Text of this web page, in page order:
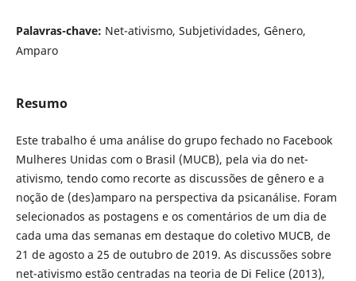
Palavras-chave: Net-ativismo, Subjetividades, Gênero,
Amparo
Resumo
Este trabalho é uma análise do grupo fechado no Facebook
Mulheres Unidas com o Brasil (MUCB), pela via do net-
ativismo, tendo como recorte as discussões de gênero e a
noção de (des)amparo na perspectiva da psicanálise. Foram
selecionados as postagens e os comentários de um dia de
cada uma das semanas em destaque do coletivo MUCB, de
21 de agosto a 25 de outubro de 2019. As discussões sobre
net-ativismo estão centradas na teoria de Di Felice (2013),